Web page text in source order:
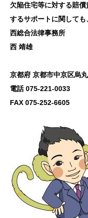
欠陥住宅等に対する賠
するサポートに関しても
西総合法律事務所
西 靖雄
京都府 京都市中京区烏
電話 075-221-0033
FAX 075-252-6605